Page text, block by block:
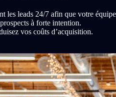
les leads 24/7 afin que votre équipe
à forte intention.
vos coûts d’acquisition.